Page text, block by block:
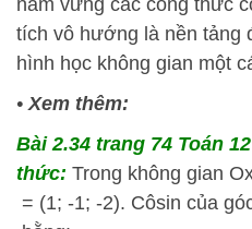
nắm vững các công thức
tích vô hướng là nền tảng
hình học không gian một
• Xem thêm:
Bài 2.34 trang 74 Toán
thức: Trong không gian
= (1; -1; -2). Côsin của